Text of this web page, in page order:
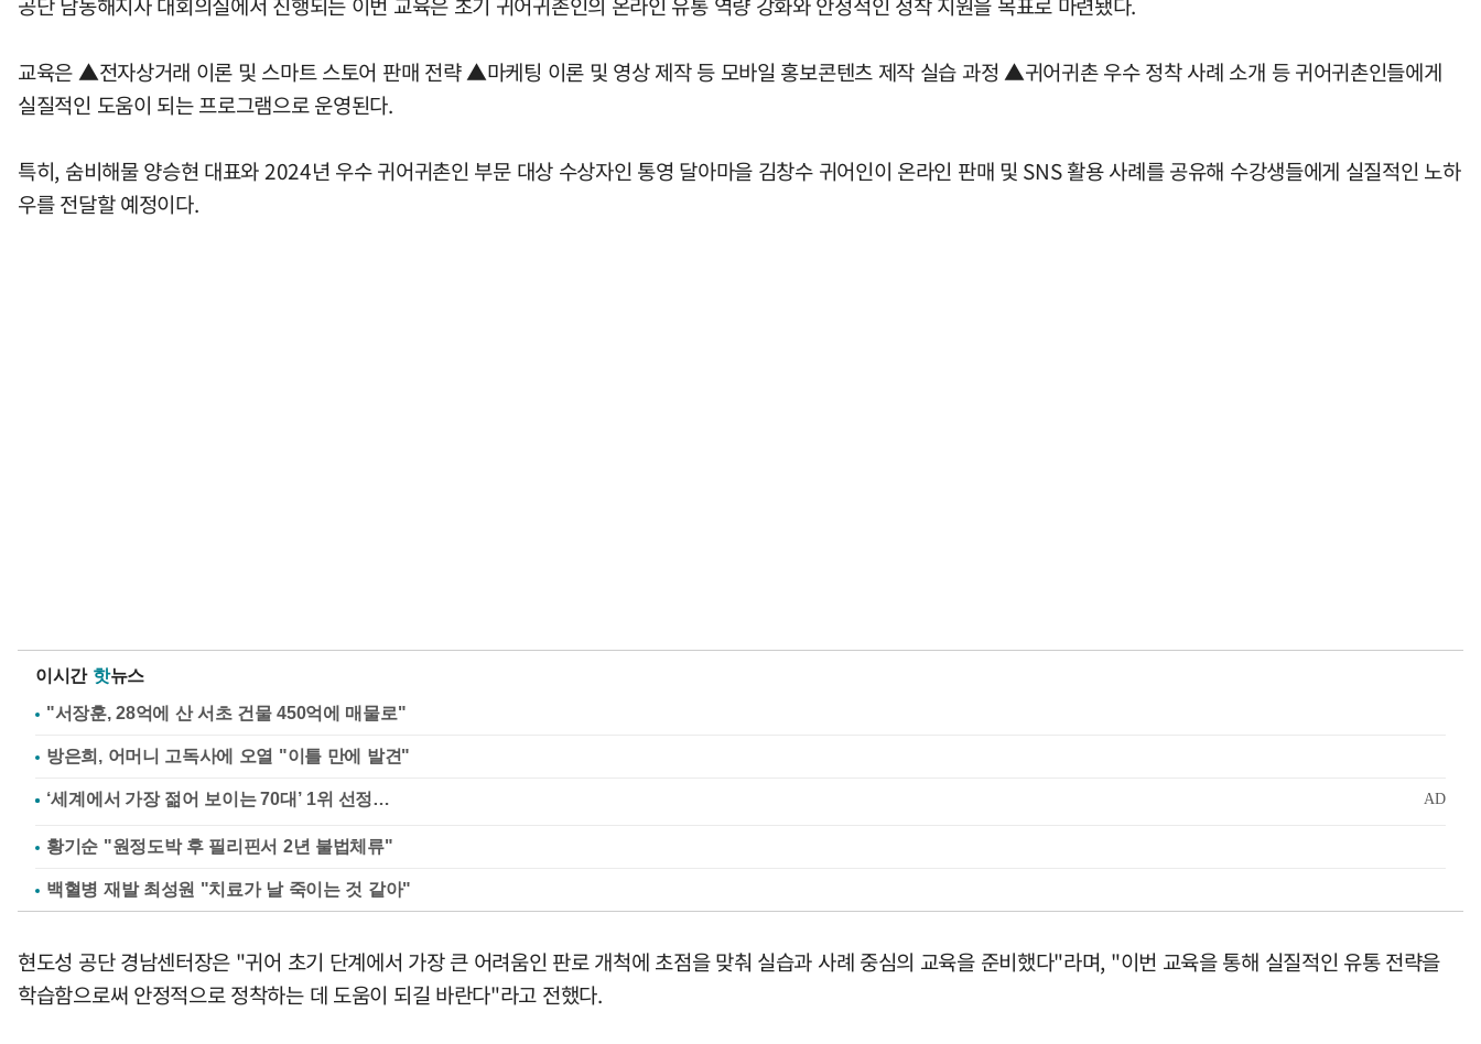
교육은 ▲전자상거래 이론 및 스마트 스토어 판매 전략 ▲마케팅 이론 및 영상 제작 등 모바일 홍보콘텐츠 제작 실습 과정 ▲귀어귀촌 우수 정착 사례 소개 등 귀어귀촌인들에게
실질적인 도움이 되는 프로그램으로 운영된다.
특히, 숨비해물 양승현 대표와 2024년 우수 귀어귀촌인 부문 대상 수상자인 통영 달아마을 김창수 귀어인이 온라인 판매 및 SNS 활용 사례를 공유해 수강생들에게 실질적인 노하
우를 전달할 예정이다.
이시간 핫뉴스
"서장훈, 28억에 산 서초 건물 450억에 매물로"
방은희, 어머니 고독사에 오열 "이틀 만에 발견"
황기순 "원정도박 후 필리핀서 2년 불법체류"
백혈병 재발 최성원 "치료가 날 죽이는 것 같아"
현도성 공단 경남센터장은 "귀어 초기 단계에서 가장 큰 어려움인 판로 개척에 초점을 맞춰 실습과 사례 중심의 교육을 준비했다"라며, "이번 교육을 통해 실질적인 유통 전략을
학습함으로써 안정적으로 정착하는 데 도움이 되길 바란다"라고 전했다.